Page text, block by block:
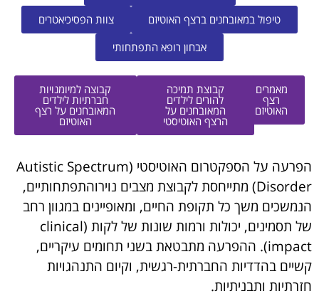
טיפול במאובחנים ברצף האוטיזם
צוות הפסיכיאטרים
אבחון רופא התפתחותי
מאמרים
רצף
האוטיזם
קבוצת תמיכה
להורים לילדים
המאובחנים על
הרצף האוטיסטי
קבוצה למיומנויות
חברתיות לילדים
המאובחנים על רצף
האוטיזם
הפרעה על הספקטרום האוטיסטי (Autistic Spectrum
Disorder) מתייחסת לקבוצת מצבים נוירוהתפתחותיים,
הנמשכים משך כל תקופת החיים, ומאופיינים במגוון רחב
של תסמינים, יכולות ורמות שונות של לקות (clinical
impact). ההפרעה מתבטאת בשני תחומים עיקריים,
קשיים בהדדיות החברתית-רגשית, וקיום התנהגויות
חזרתיות ותבניתיות.